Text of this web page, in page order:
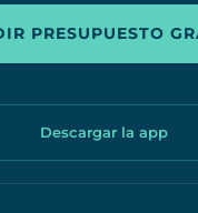
PRESUPUESTO
Descargar la app